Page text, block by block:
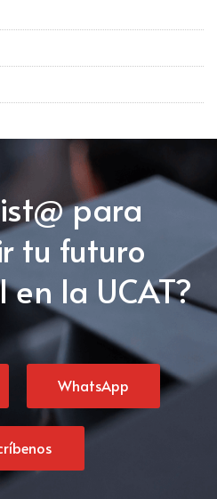
para
tu futuro
la UCAT?
WhatsApp